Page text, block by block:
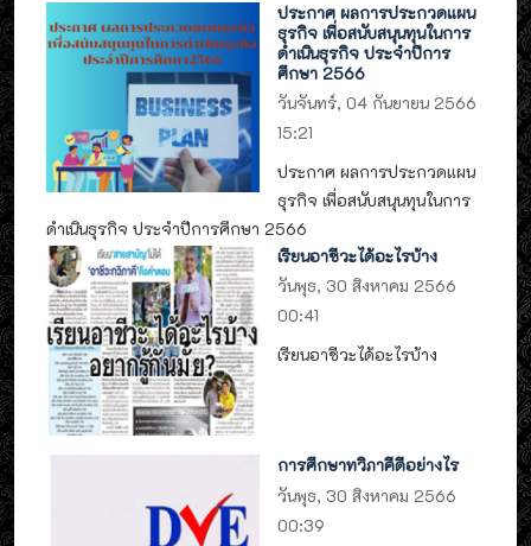
ประกาศ ผลการประกวดแผน
ธุรกิจ เพื่อสนับสนุนทุนในการ
ดำเนินธุรกิจ ประจำปีการ
ศึกษา 2566
วันจันทร์, 04 กันยายน 2566
15:21
ประกาศ ผลการประกวดแผน
ธุรกิจ เพื่อสนับสนุนทุนในการ
ดำเนินธุรกิจ ประจำปีการศึกษา 2566
เรียนอาชีวะได้อะไรบ้าง
วันพุธ, 30 สิงหาคม 2566
00:41
เรียนอาชีวะได้อะไรบ้าง
การศึกษาทวิภาคีดีอย่างไร
วันพุธ, 30 สิงหาคม 2566
00:39